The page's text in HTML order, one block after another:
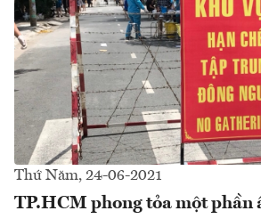
Thứ Năm, 24-06-2021
TP.HCM phong tỏa một phần